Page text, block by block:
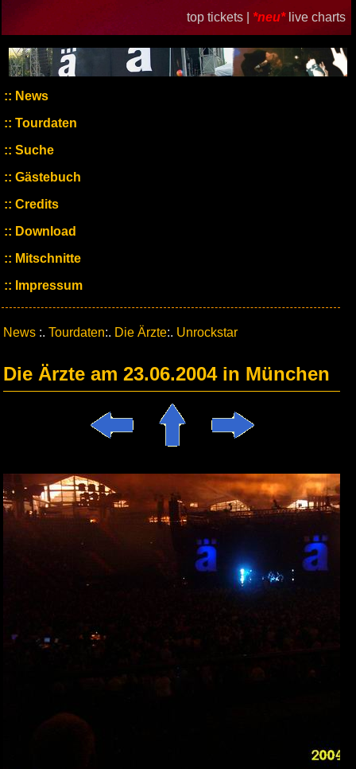
top tickets | *neu* live charts
News
Tourdaten
Suche
Gästebuch
Credits
Download
Mitschnitte
Impressum
News :. Tourdaten:. Die Ärzte:. Unrockstar
Die Ärzte am 23.06.2004 in München